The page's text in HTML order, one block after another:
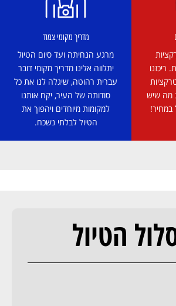
ריכזנו
מה שיש
במחיר!
מדריך מקומי צמוד
מרגע הנחיתה ועד סיום הטיול
יתלווה אלינו מדריך מקומי דובר
עברית רהוטה, שיגלה לנו את כל
סודותה של העיר, יקח אותנו
למקומות מיוחדים ויהפוך את
הטיול לבלתי נשכח.
הטיול